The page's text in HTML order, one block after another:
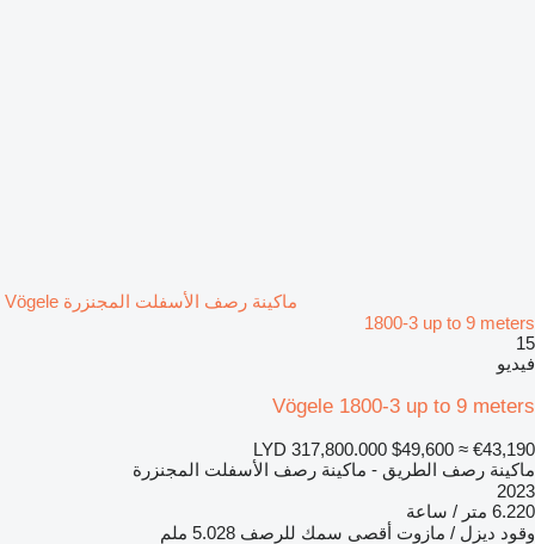
ماكينة رصف الأسفلت المجنزرة Vögele
1800-3 up to 9 meters
15
فيديو
Vögele 1800-3 up to 9 meters
LYD 317,800.000 $49,600 ≈ €43,190
ماكينة رصف الطريق - ماكينة رصف الأسفلت المجنزرة
2023
6.220 متر / ساعة
وقود ديزل / مازوت أقصى سمك للرصف 5.028 ملم